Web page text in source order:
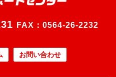
FAX：0564-26-2232
お問い合わせ